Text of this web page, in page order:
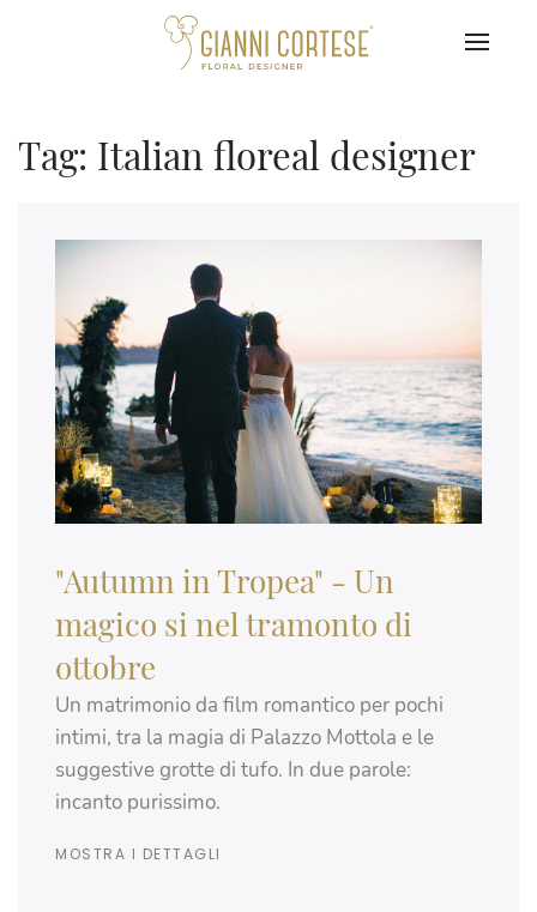
Tag: Italian floreal designer
"Autumn in Tropea" - Un
magico si nel tramonto di
ottobre
Un matrimonio da film romantico per pochi
intimi, tra la magia di Palazzo Mottola e le
suggestive grotte di tufo. In due parole:
incanto purissimo.
MOSTRA I DETTAGLI